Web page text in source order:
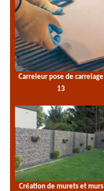
Carreleur pose de carrelage
13
Création de murets et murs